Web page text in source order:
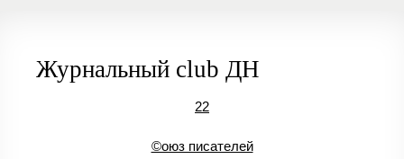
Журнальный club ДН
22
©оюз писателей